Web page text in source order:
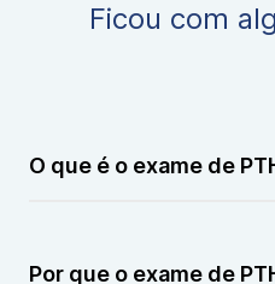
Ficou com
O que é o exame de
sangue, um hormônio
Por que o exame de